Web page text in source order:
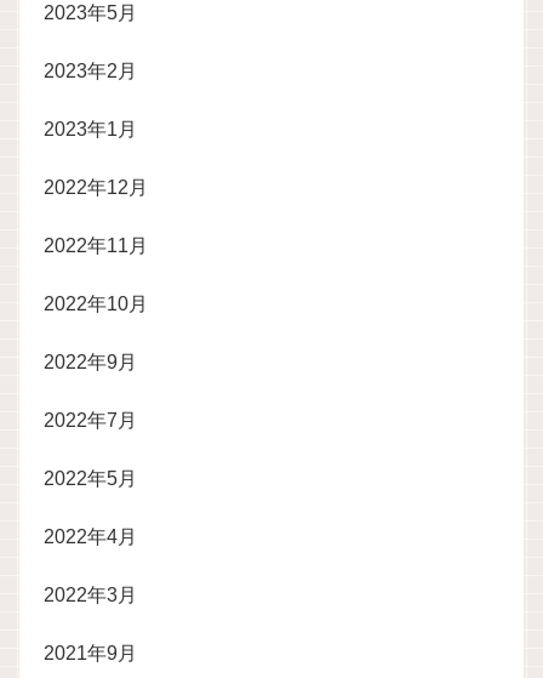
2023年5月
2023年2月
2023年1月
2022年12月
2022年11月
2022年10月
2022年9月
2022年7月
2022年5月
2022年4月
2022年3月
2021年9月